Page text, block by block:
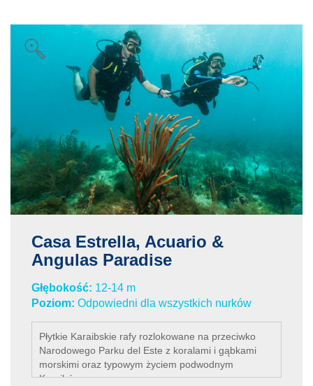
Casa Estrella, Acuario &
Angulas Paradise
Głębokość: 12-14 m
Poziom: Odpowiedni dla wszystkich nurków
Płytkie Karaibskie rafy rozlokowane na przeciwko
Narodowego Parku del Este z koralami i gąbkami
morskimi oraz typowym życiem podwodnym
Karaibów.